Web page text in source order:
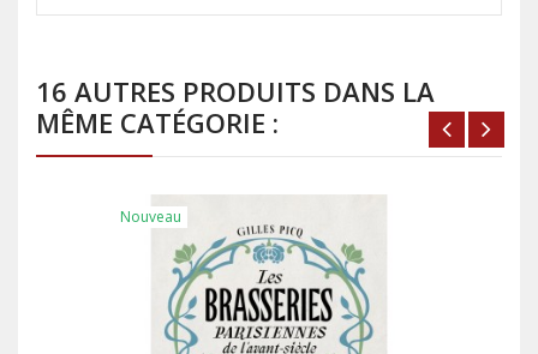
16 AUTRES PRODUITS DANS LA
MÊME CATÉGORIE :
Nouveau